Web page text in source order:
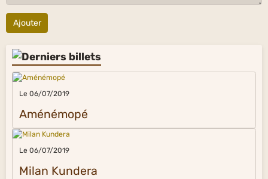
Ajouter
Le 06/07/2019
Aménémopé
Le 06/07/2019
Milan Kundera